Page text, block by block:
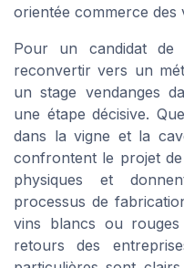
orientée commerce des
Pour un candidat de
reconvertir vers un
un stage vendanges
une étape décisive.
dans la vigne et la
confrontent le projet
physiques et
processus de
vins blancs ou
retours des